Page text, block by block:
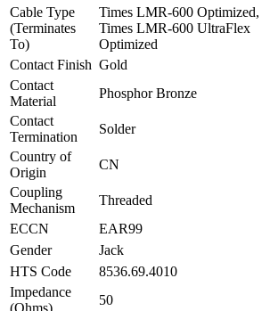
Cable Type
(Terminates
To)
Times LMR-600 Optimized,
Times LMR-600 UltraFlex
Optimized
Contact Finish Gold
Contact
Material
Phosphor Bronze
Contact
Termination
Solder
Country of
Origin
CN
Coupling
Mechanism
Threaded
ECCN
EAR99
Gender
Jack
HTS Code
8536.69.4010
Impedance
(Ohms)
50